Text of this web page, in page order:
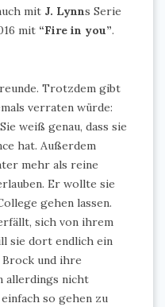
mit J. Lynns Serie
mit “Fire in you”.
Trotzdem gibt
verraten würde:
weiß genau, dass sie
hat. Außerdem
mehr als reine
Er wollte sie
gehen lassen.
sich von ihrem
sie dort endlich ein
und ihre
allerdings nicht
so gehen zu